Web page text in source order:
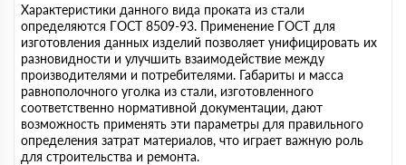
Характеристики данного вида проката из стали
определяются ГОСТ 8509-93. Применение ГОСТ для
изготовления данных изделий позволяет унифицировать их
разновидности и улучшить взаимодействие между
производителями и потребителями. Габариты и масса
равнополочного уголка из стали, изготовленного
соответственно нормативной документации, дают
возможность применять эти параметры для правильного
определения затрат материалов, что играет важную роль
для строительства и ремонта.